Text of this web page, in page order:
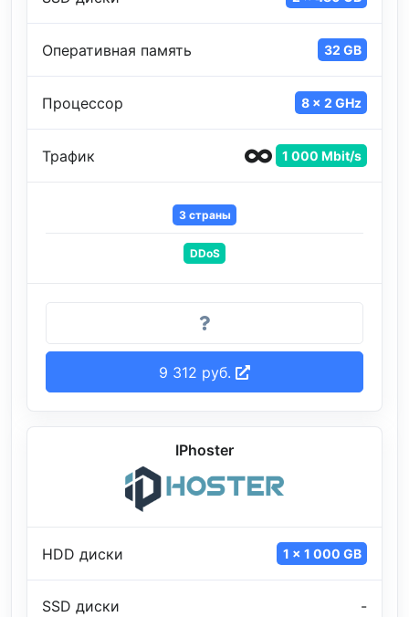
Оперативная память 32 GB
Процессор 8 x 2 GHz
Трафик 1 000 Mbit/s
3 страны
DDoS
9 312 руб.
IPhoster
HDD диски 1 x 1 000 GB
SSD диски -